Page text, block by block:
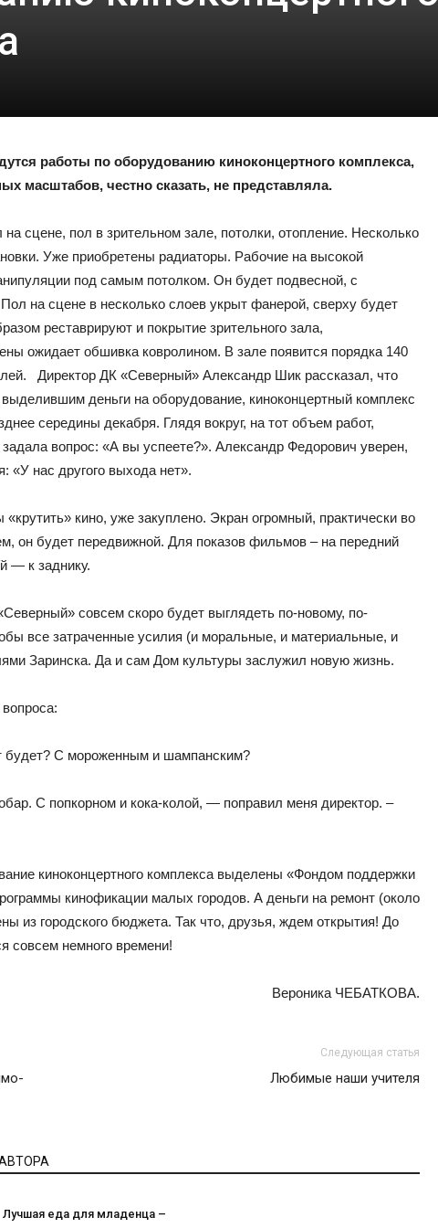
работы по оборудованию киноконцертного комплекса,
масштабов, честно сказать, не представляла.
сцене, пол в зрительном зале, потолки, отопление. Несколько
Уже приобретены радиаторы. Рабочие на высокой
под самым потолком. Он будет подвесной, с
на сцене в несколько слоев укрыт фанерой, сверху будет
реставрируют и покрытие зрительного зала,
ожидает обшивка ковролином. В зале появится порядка 140
Директор ДК «Северный» Александр Шик рассказал, что
деньги на оборудование, киноконцертный комплекс
середины декабря. Глядя вокруг, на тот объем работ,
вопрос: «А вы успеете?». Александр Федорович уверен,
«У нас другого выхода нет».
кино, уже закуплено. Экран огромный, практически во
он будет передвижной. Для показов фильмов – на передний
— к заднику.
совсем скоро будет выглядеть по-новому, по-
все затраченные усилия (и моральные, и материальные, и
Заринска. Да и сам Дом культуры заслужил новую жизнь.
С мороженным и шампанским?
С попкорном и кока-колой, — поправил меня директор. –
киноконцертного комплекса выделены «Фондом поддержки
кинофикации малых городов. А деньги на ремонт (около
из городского бюджета. Так что, друзья, ждем открытия! До
совсем немного времени!
Вероника ЧЕБАТКОВА.
Следующая статья
Любимые наши учителя
Лучшая еда для младенца –